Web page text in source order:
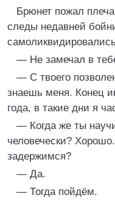
Брюнет пожал
следы недавней
— Не замечал в
— С твоего
знаешь меня. Конец
года, в такие дни я
— Когда же ты
человечески?
задержимся?
— Да.
— Тогда пойдём.